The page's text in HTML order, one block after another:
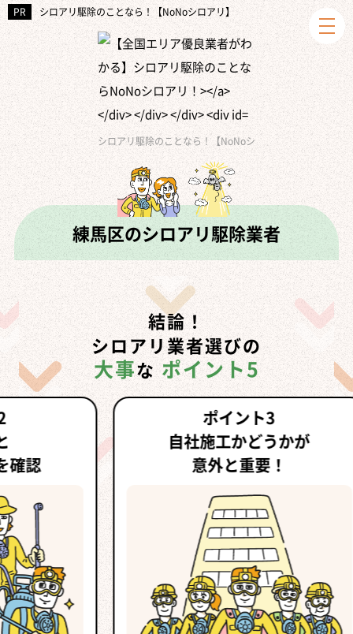
シロアリ駆除のことなら！【NoNoシロアリ】
シロアリ駆除のことなら！【NoNoシロアリ】 あなたの
練馬区のシロアリ駆除業者
結論！
シロアリ業者選びの
大事な ポイント5
ポイント3
自社施工かどうかが
意外と重要！